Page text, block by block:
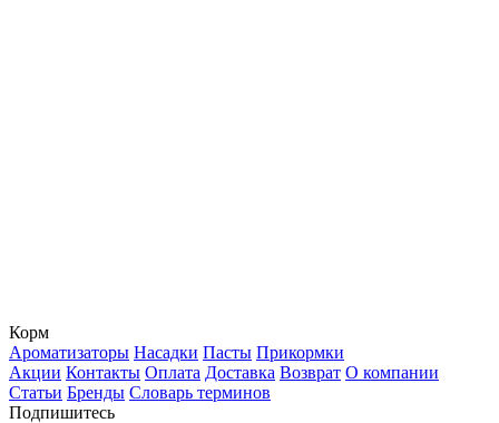
Корм
Ароматизаторы Насадки Пасты Прикормки
Акции Контакты Оплата Доставка Возврат О компании
Статьи Бренды Словарь терминов
Подпишитесь